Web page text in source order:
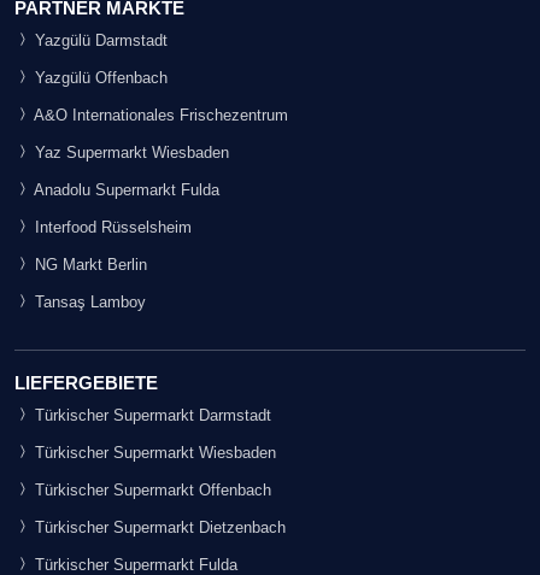
PARTNER MÄRKTE
Yazgülü Darmstadt
Yazgülü Offenbach
A&O Internationales Frischezentrum
Yaz Supermarkt Wiesbaden
Anadolu Supermarkt Fulda
Interfood Rüsselsheim
NG Markt Berlin
Tansaş Lamboy
LIEFERGEBIETE
Türkischer Supermarkt Darmstadt
Türkischer Supermarkt Wiesbaden
Türkischer Supermarkt Offenbach
Türkischer Supermarkt Dietzenbach
Türkischer Supermarkt Fulda